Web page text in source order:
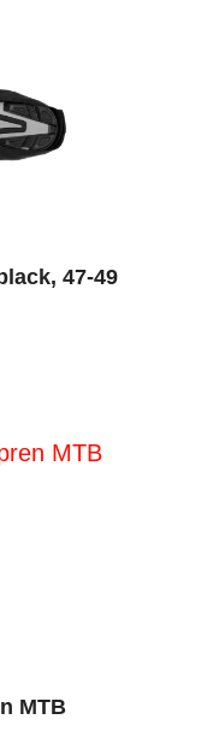
47-49
MTB